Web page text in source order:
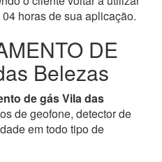
horas de sua aplicação.
DE
Belezas
de gás Vila das
de geofone, detector de
em todo tipo de